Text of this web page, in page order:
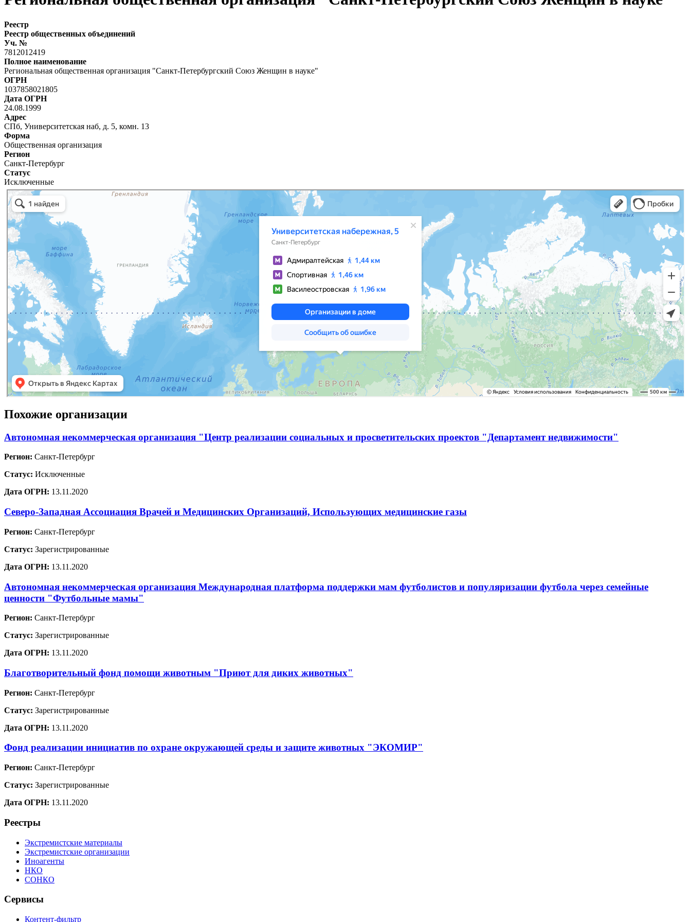
Реестр
Реестр общественных объединений
Уч. №
7812012419
Полное наименование
Региональная общественная организация "Санкт-Петербургский Союз Женщин в науке"
ОГРН
1037858021805
Дата ОГРН
24.08.1999
Адрес
СПб, Университетская наб, д. 5, комн. 13
Форма
Общественная организация
Регион
Санкт-Петербург
Статус
Исключенные
Похожие организации
Автономная некоммерческая организация "Центр реализации социальных и просветительских проектов "Департамент недвижимости"
Регион: Санкт-Петербург
Статус: Исключенные
Дата ОГРН: 13.11.2020
Северо-Западная Ассоциация Врачей и Медицинских Организаций, Использующих медицинские газы
Регион: Санкт-Петербург
Статус: Зарегистрированные
Дата ОГРН: 13.11.2020
Автономная некоммерческая организация Международная платформа поддержки мам футболистов и популяризации футбола через семейные
ценности "Футбольные мамы"
Регион: Санкт-Петербург
Статус: Зарегистрированные
Дата ОГРН: 13.11.2020
Благотворительный фонд помощи животным "Приют для диких животных"
Регион: Санкт-Петербург
Статус: Зарегистрированные
Дата ОГРН: 13.11.2020
Фонд реализации инициатив по охране окружающей среды и защите животных "ЭКОМИР"
Регион: Санкт-Петербург
Статус: Зарегистрированные
Дата ОГРН: 13.11.2020
Реестры
Экстремистские материалы
Экстремистские организации
Иноагенты
НКО
СОНКО
Сервисы
Контент-фильтр